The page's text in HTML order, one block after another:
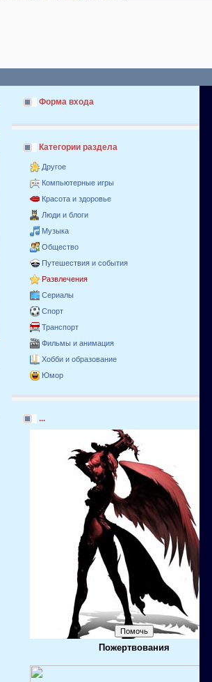
Форма входа
Категории раздела
Другое
Компьютерные игры
Красота и здоровье
Люди и блоги
Музыка
Общество
Путешествия и события
Развлечения
Сериалы
Спорт
Транспорт
Фильмы и анимация
Хобби и образование
Юмор
...
Пожертвования